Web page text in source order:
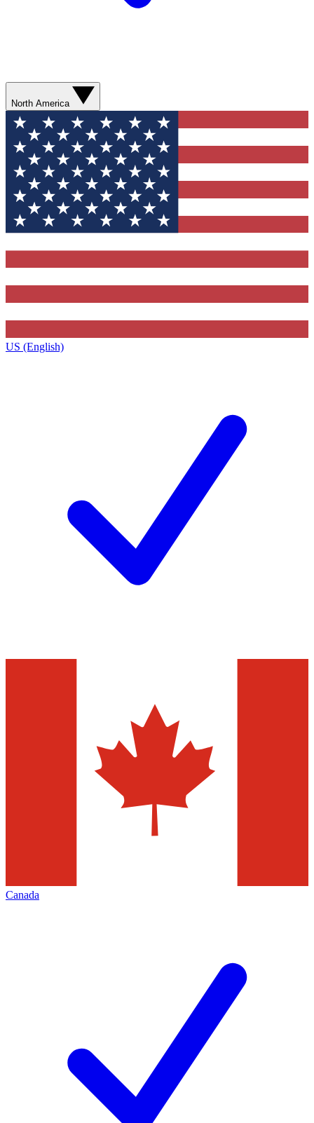
North America
US (English)
Canada